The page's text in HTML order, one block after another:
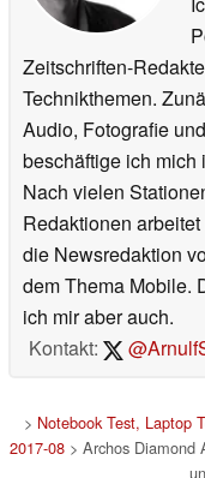
Zeitschriften-
Technikthemen.
Audio, Fotografie
beschäftige ich mich
Nach vielen
Redaktionen
die Newsredaktion
dem Thema Mobile.
ich mir aber auch.
Kontakt:
> Notebook Test, Laptop
2017-08 > Archos Diamond